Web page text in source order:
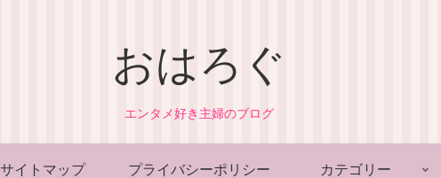
おはろぐ
エンタメ好き主婦のブログ
サイトマップ プライバシーポリシー カテゴリー